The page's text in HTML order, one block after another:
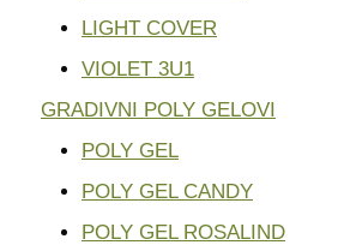
LIGHT COVER
VIOLET 3U1
GRADIVNI POLY GELOVI
POLY GEL
POLY GEL CANDY
POLY GEL ROSALIND